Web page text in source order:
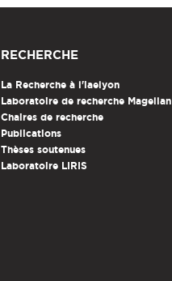
RECHERCHE
La Recherche à l'iaelyon
Laboratoire de recherche Magellan
Chaires de recherche
Publications
Thèses soutenues
Laboratoire LIRIS